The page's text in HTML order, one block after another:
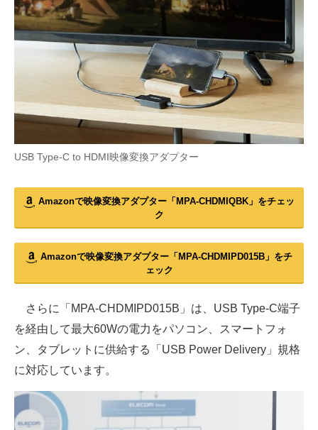
USB Type-C to HDMI映像変換アダプター
Amazonで映像変換アダプター「MPA-CHDMIQBK」をチェッ
ク
Amazonで映像変換アダプター「MPA-CHDMIPD015B」をチ
ェック
さらに「MPA-CHDMIPD015B」は、USB Type-C端子
を経由して最大60Wの電力をパソコン、スマートフォ
ン、タブレットに供給する「USB Power Delivery」規格
に対応しています。